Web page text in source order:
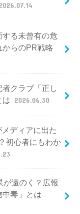
る未曾有の危
らのPR戦略
者クラブ「正し
は 2026.06.30
メディアに出た
初心者にもわか
が遠のく？広報
毒」とは